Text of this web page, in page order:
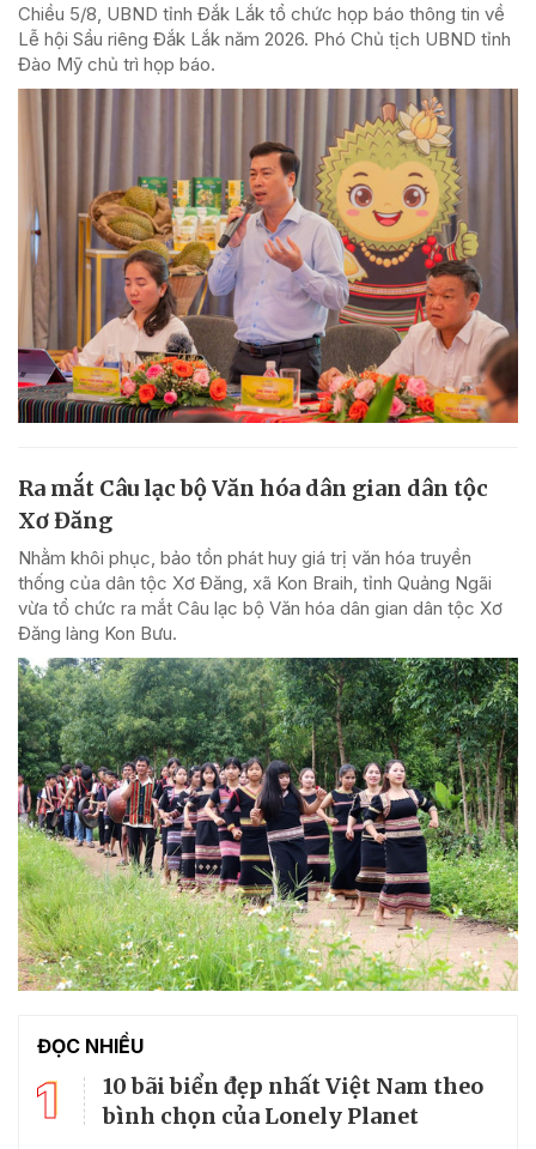
Chiều 5/8, UBND tỉnh Đắk Lắk tổ chức họp báo thông tin về
Lễ hội Sầu riêng Đắk Lắk năm 2026. Phó Chủ tịch UBND tỉnh
Đào Mỹ chủ trì họp báo.
Ra mắt Câu lạc bộ Văn hóa dân gian dân tộc
Xơ Đăng
Nhằm khôi phục, bảo tồn phát huy giá trị văn hóa truyền
thống của dân tộc Xơ Đăng, xã Kon Braih, tỉnh Quảng Ngãi
vừa tổ chức ra mắt Câu lạc bộ Văn hóa dân gian dân tộc Xơ
Đăng làng Kon Bưu.
ĐỌC NHIỀU
1
10 bãi biển đẹp nhất Việt Nam theo
bình chọn của Lonely Planet